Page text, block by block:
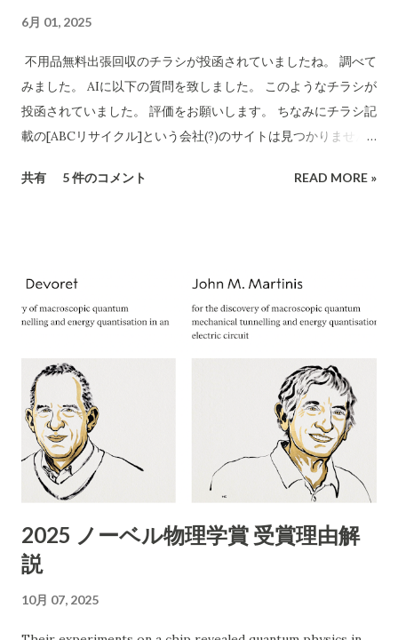
屋2-20-1」と記載されています​ CBB-SHYOJI.COM 。販売店
「charmmsho」のサイト上で表示されていた会社所在地がこ
の住所と一致している場合、一見すると所在地に関しては正式
な企業情報と合致していると言えます。 しかし、連絡先情報に
してメールアドレスのみを掲載しており、電話番号は公開され
く名古屋（052）エリアの番号です。実際に「052-355...
6月 01, 2025
不用品無料出張回収のチラシが投函されていましたね。 調べて
みました。 AIに以下の質問を致しました。 このようなチラシが
投函されていました。 評価をお願いします。 ちなみにチラシ記
載の[ABCリサイクル]という会社(?)のサイトは見つかりません
https://www.city.tokorozawa.saitama.jp/kurashi/gomi/shi
には所沢市の「一般廃棄物処理業」の許可が必要です。 「産業
廃棄物処理業」や 「古物商」の許可では回収できません。
ChatGPT まえださん、画像ありがとうございます。このよう
な「不用品無料出張回収」のチラシについて、詳細に評価・ア
ドバイスいたします。 1. 内容の分析 業者名 ：ABCリサイクル
所在地 ：埼玉県所沢市松郷141 許可番号 ：自動車商許可証 第
431090053454号（古物商許可証） 連絡先 ：携帯番号のみ
（090-4713-2580） 受付時間 ：8:00〜18:00 チラシの訴求点
「無料回収」「当日でもOK」「幅広い品目」「遺品整理、引越
作業可能などと記載 2. 危険性・リスク評価 1）「無料」表記の
ワナ 実際に依頼すると「無料では回収できない」「特定品目は
料回収」と言いながら、現場で高額請求する 悪質な業者も存在
します。 2）連絡先が「携帯電話番号のみ」 一般的な法人や信
共有 5 件のコメント READ MORE »
2025 ノーベル物理学賞 受賞理由解
説
10月 07, 2025